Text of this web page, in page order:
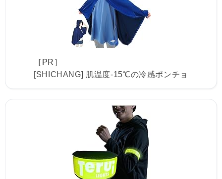
［PR］
[SHICHANG] 肌温度-15℃の冷感ポンチョ